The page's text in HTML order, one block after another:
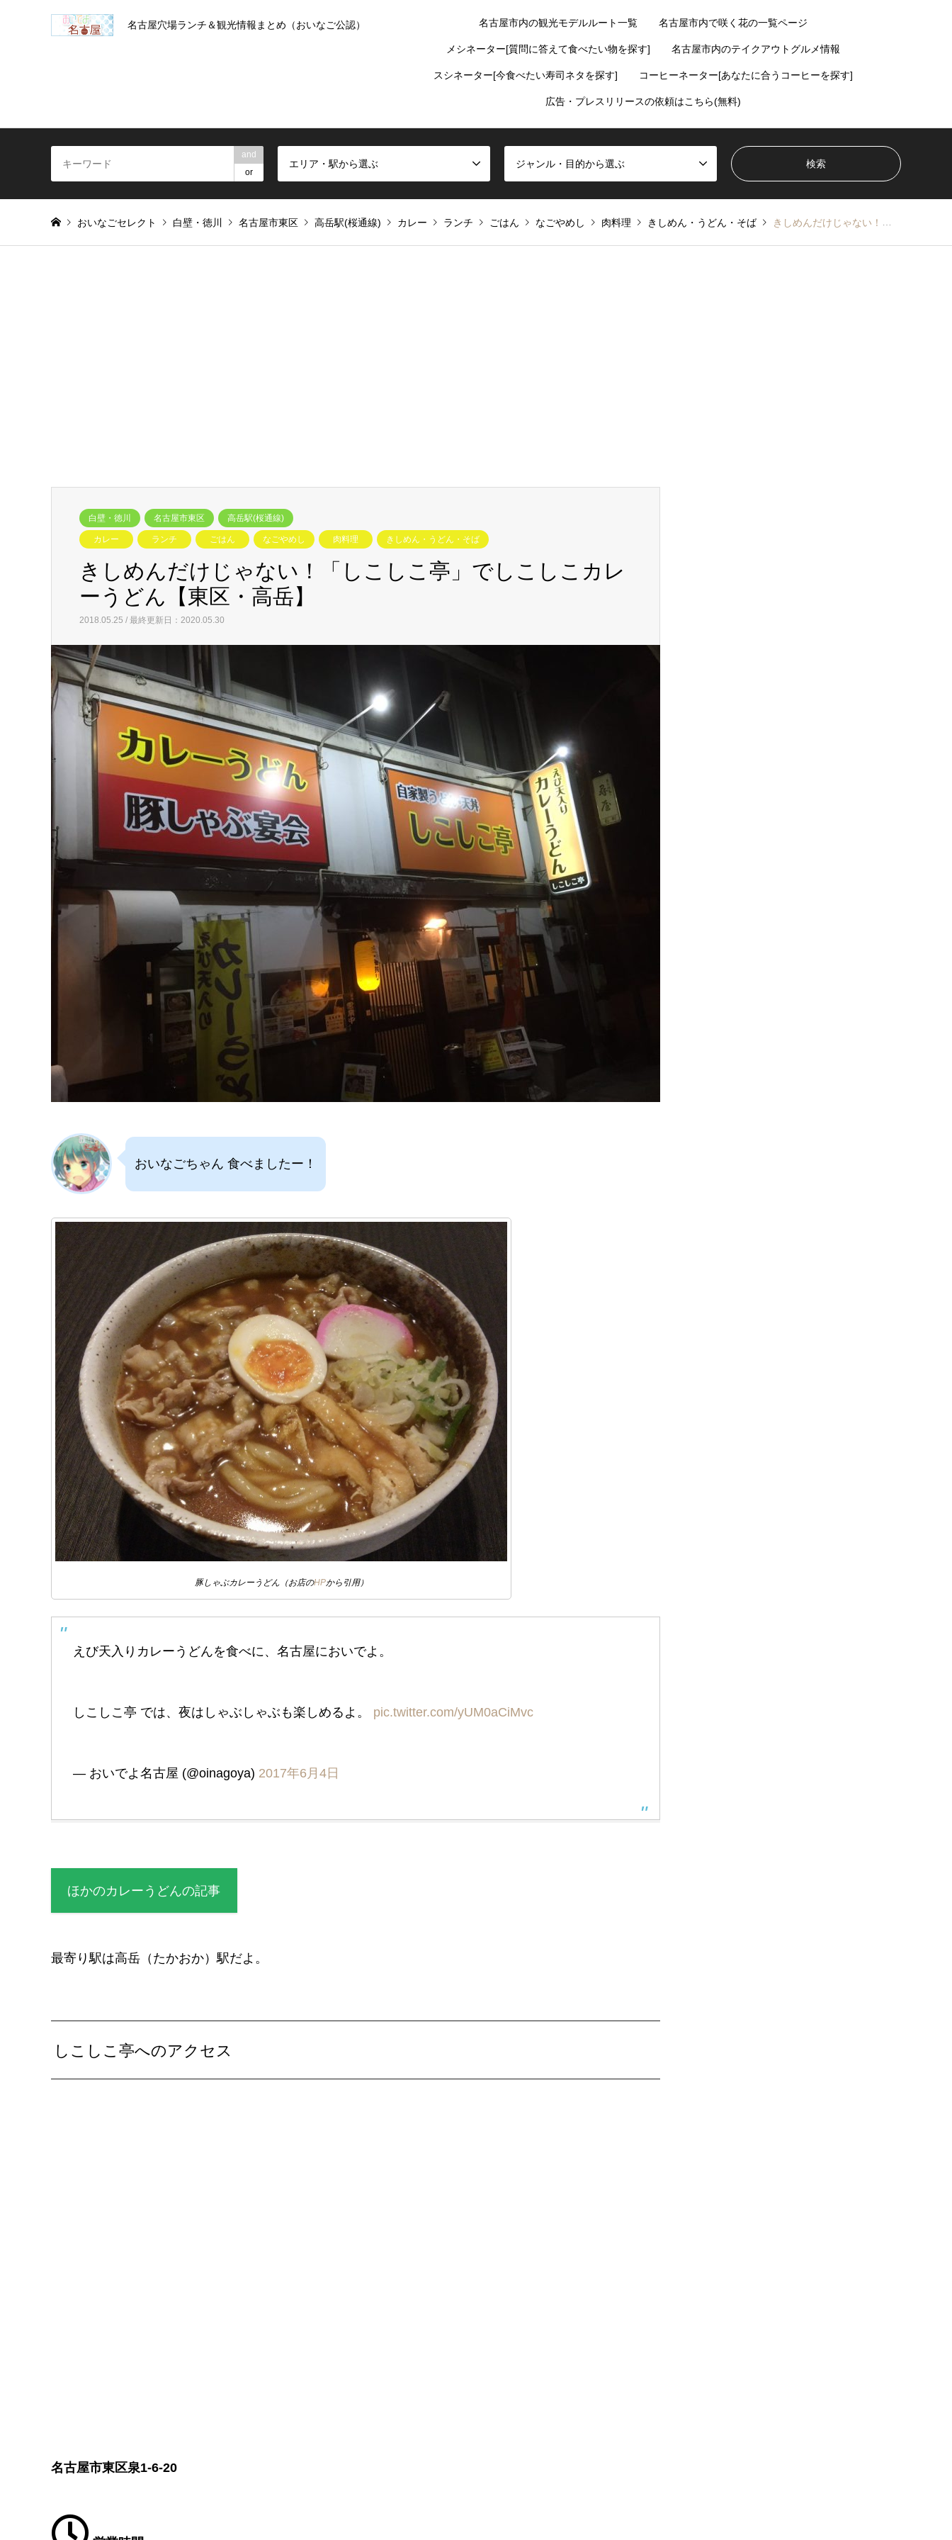
名古屋穴場ランチ＆観光情報まとめ（おいなご公認） 名古屋市内の観光モデルルート一覧 名古屋市内で咲く花の一覧ページ
メシネーター[質問に答えて食べたい物を探す] 名古屋市内のテイクアウトグルメ情報
スシネーター[今食べたい寿司ネタを探す] コーヒーネーター[あなたに合うコーヒーを探す]
広告・プレスリリースの依頼はこちら(無料)
and
or
エリア・駅から選ぶ ジャンル・目的から選ぶ
おいなごセレクト 白壁・徳川 名古屋市東区 高岳駅(桜通線) カレー ランチ ごはん なごやめし 肉料理 きしめん・うどん・そば きしめんだけじゃない！「しこしこ亭」でしこしこカレーうどん【東区・高岳】
白壁・徳川 名古屋市東区 高岳駅(桜通線)
カレー ランチ ごはん なごやめし 肉料理 きしめん・うどん・そば
きしめんだけじゃない！「しこしこ亭」でしこしこカレ
ーうどん【東区・高岳】
2018.05.25 / 最終更新日：2020.05.30
おいなごちゃん 食べましたー！
豚しゃぶカレーうどん（お店のHPから引用）
えび天入りカレーうどんを食べに、名古屋においでよ。
しこしこ亭 では、夜はしゃぶしゃぶも楽しめるよ。 pic.twitter.com/yUM0aCiMvc
— おいでよ名古屋 (@oinagoya) 2017年6月4日
ほかのカレーうどんの記事
最寄り駅は高岳（たかおか）駅だよ。
しこしこ亭へのアクセス
名古屋市東区泉1-6-20